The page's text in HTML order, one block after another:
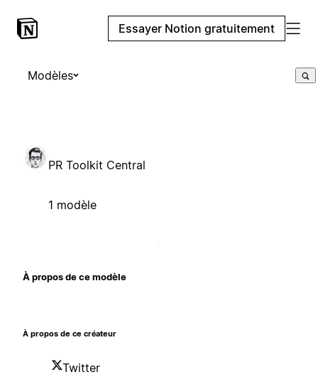
Essayer Notion gratuitement
Modèles
PR Toolkit Central
1 modèle
À propos de ce modèle
À propos de ce créateur
Twitter